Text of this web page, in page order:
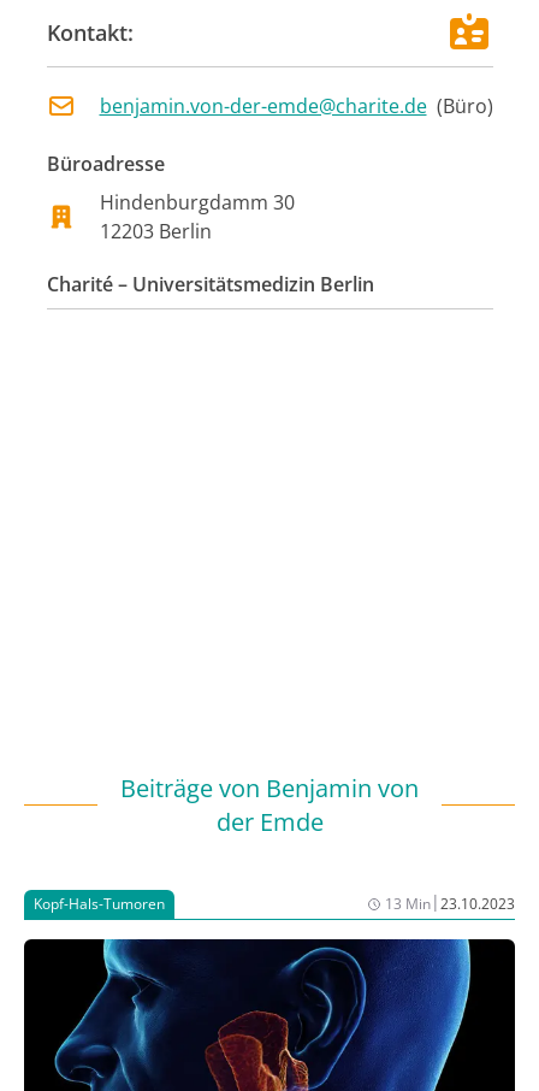
Kontakt:
benjamin.von-der-emde@charite.de (Büro)
Büroadresse
Hindenburgdamm 30
12203 Berlin
Charité – Universitätsmedizin Berlin
Beiträge von Benjamin von
der Emde
Kopf-Hals-Tumoren 13 Min|23.10.2023